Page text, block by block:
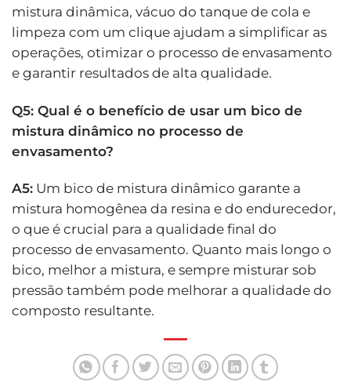
mistura dinâmica, vácuo do tanque de cola e
limpeza com um clique ajudam a simplificar as
operações, otimizar o processo de envasamento
e garantir resultados de alta qualidade.
Q5: Qual é o benefício de usar um bico de
mistura dinâmico no processo de
envasamento?
A5: Um bico de mistura dinâmico garante a
mistura homogênea da resina e do endurecedor,
o que é crucial para a qualidade final do
processo de envasamento. Quanto mais longo o
bico, melhor a mistura, e sempre misturar sob
pressão também pode melhorar a qualidade do
composto resultante.